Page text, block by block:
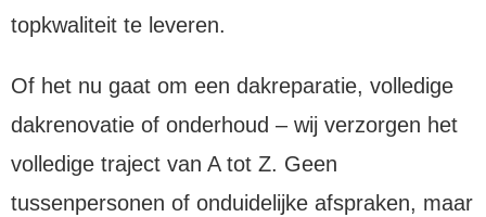
topkwaliteit te leveren.
Of het nu gaat om een dakreparatie, volledige
dakrenovatie of onderhoud – wij verzorgen het
volledige traject van A tot Z. Geen
tussenpersonen of onduidelijke afspraken, maar